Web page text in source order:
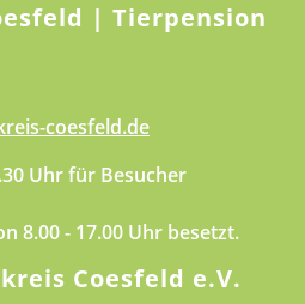
| Tierpension
coesfeld.de
Uhr für Besucher
8.00 - 17.00 Uhr besetzt.
Coesfeld e.V.